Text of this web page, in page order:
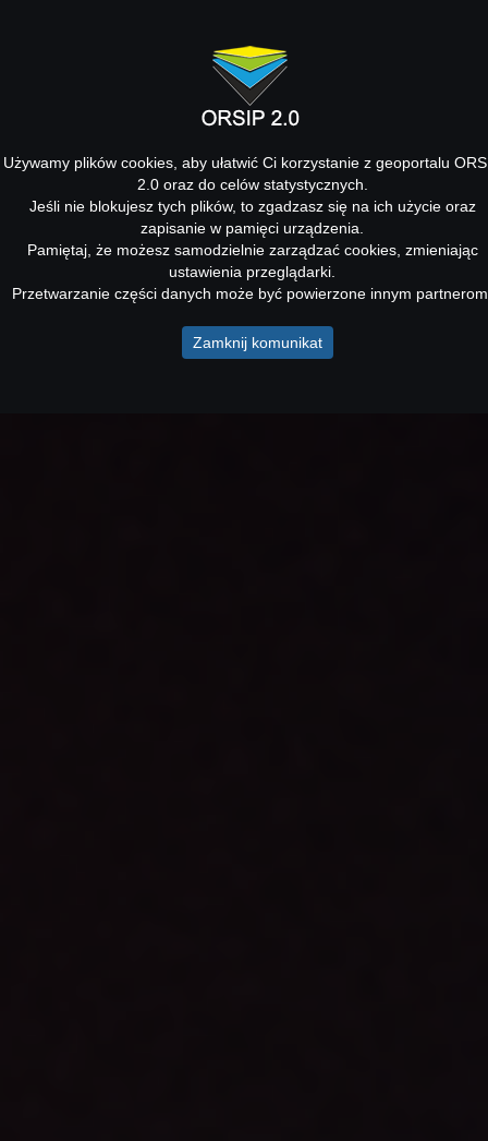
Używamy plików cookies, aby ułatwić Ci korzystanie z geoportalu
2.0 oraz do celów statystycznych.
Jeśli nie blokujesz tych plików, to zgadzasz się na ich użycie oraz
zapisanie w pamięci urządzenia.
Pamiętaj, że możesz samodzielnie zarządzać cookies, zmieniając
ustawienia przeglądarki.
Przetwarzanie części danych może być powierzone innym
Zamknij komunikat